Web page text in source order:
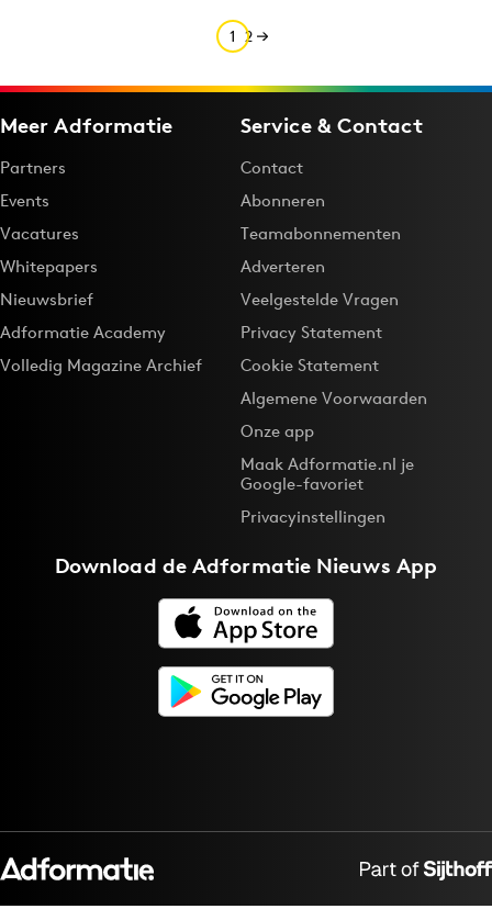
Purpose Marketing
Reputatie & crisis
1 2
Meer Adformatie
Partners
Events
Vacatures
Whitepapers
Nieuwsbrief
Adformatie Academy
Volledig Magazine Archief
Service & Contact
Contact
Abonneren
Teamabonnementen
Adverteren
Veelgestelde Vragen
Privacy Statement
Cookie Statement
Algemene Voorwaarden
Onze app
Maak Adformatie.nl je
Google-favoriet
Privacyinstellingen
Download deAdformatie Nieuws App